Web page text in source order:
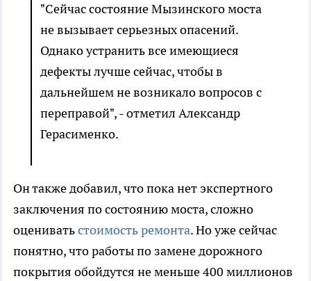
"Сейчас состояние Мызинского моста
не вызывает серьезных опасений.
Однако устранить все имеющиеся
дефекты лучше сейчас, чтобы в
дальнейшем не возникало вопросов с
переправой", - отметил Александр
Герасименко.
Он также добавил, что пока нет экспертного
заключения по состоянию моста, сложно
оцениватьстоимость ремонта. Но уже сейчас
понятно, что работы по замене дорожного
покрытия обойдутся не меньше 400 миллионов